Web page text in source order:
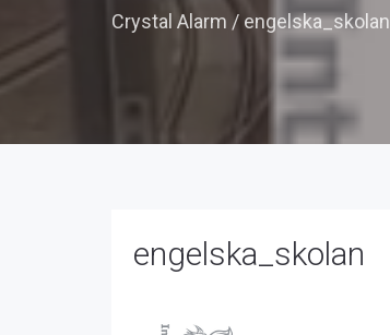
Crystal Alarm / engelska_skolan
engelska_skolan